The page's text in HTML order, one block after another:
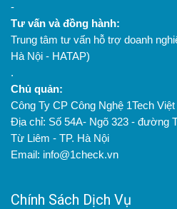
-
Tư vấn và đồng hành:
Trung tâm tư vấn hỗ trợ doanh
Hà Nội - HATAP)
.
Chủ quản:
Công Ty CP Công Nghệ 1Tech
Địa chỉ: Số 54A- Ngõ 323 - đường
Từ Liêm - TP. Hà Nội
Email: info@1check.vn
Chính Sách Dịch Vụ